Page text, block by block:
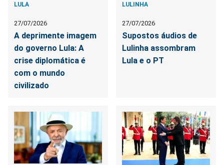
LULA
27/07/2026
A deprimente imagem
do governo Lula: A
crise diplomática é
com o mundo
civilizado
LULINHA
27/07/2026
Supostos áudios de
Lulinha assombram
Lula e o PT